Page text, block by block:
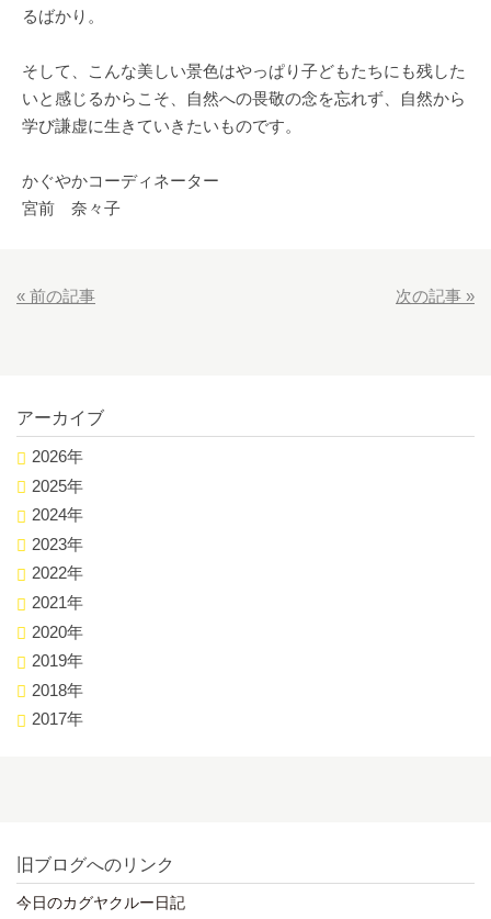
るばかり。
そして、こんな美しい景色はやっぱり子どもたちにも残した
いと感じるからこそ、自然への畏敬の念を忘れず、自然から
学び謙虚に生きていきたいものです。
かぐやかコーディネーター
宮前 奈々子
« 前の記事 次の記事 »
アーカイブ
2026年
2025年
2024年
2023年
2022年
2021年
2020年
2019年
2018年
2017年
旧ブログへのリンク
今日のカグヤクルー日記